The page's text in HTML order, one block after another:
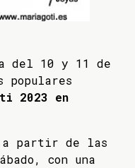
del 10 y 11 de
2023 en
a partir de las
con una